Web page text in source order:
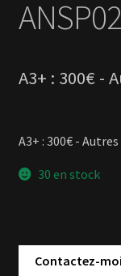
A3+ : 300€ -
30 en stock